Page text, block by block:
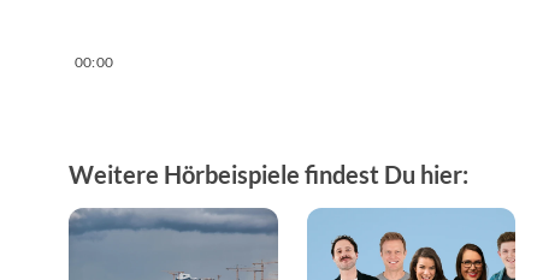
00:00
Weitere Hörbeispiele findest Du hier: